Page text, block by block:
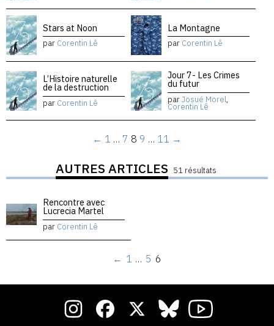
Stars at Noon
par Corentin Lê
La Montagne
par Corentin Lê
L’Histoire naturelle
de la destruction
par Corentin Lê
Jour 7- Les Crimes
du futur
parJosué Morel,
Corentin Lê
← 1 … 7 8 9 … 11 →
AUTRES ARTICLES 51 résultats
Rencontre avec
Lucrecia Martel
par Corentin Lê
← 1 … 5 6